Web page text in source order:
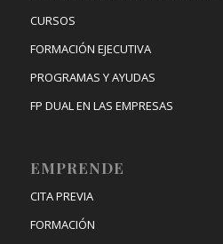
CURSOS
FORMACIÓN EJECUTIVA
PROGRAMAS Y AYUDAS
FP DUAL EN LAS EMPRESAS
EMPRENDE
CITA PREVIA
FORMACIÓN